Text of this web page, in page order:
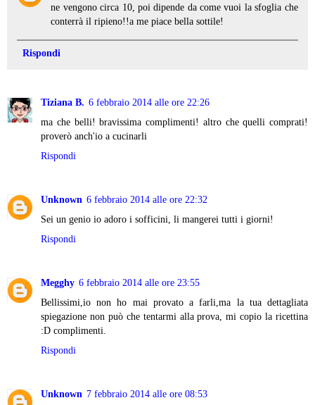
ne vengono circa 10, poi dipende da come vuoi la sfoglia che
conterrà il ripieno!!a me piace bella sottile!
Rispondi
Tiziana B. 6 febbraio 2014 alle ore 22:26
ma che belli! bravissima complimenti! altro che quelli comprati!
proverò anch'io a cucinarli
Rispondi
Unknown 6 febbraio 2014 alle ore 22:32
Sei un genio io adoro i sofficini, li mangerei tutti i giorni!
Rispondi
Megghy 6 febbraio 2014 alle ore 23:55
Bellissimi,io non ho mai provato a farli,ma la tua dettagliata
spiegazione non può che tentarmi alla prova, mi copio la ricettina
:D complimenti.
Rispondi
Unknown 7 febbraio 2014 alle ore 08:53